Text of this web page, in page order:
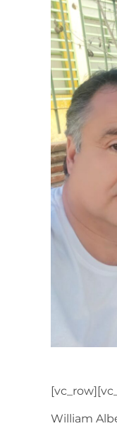
William